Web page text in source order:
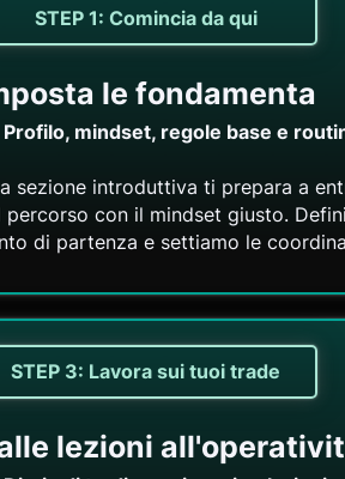
STEP 1: Comincia da qui
le fondamenta
Profilo, mindset, regole base e
sezione introduttiva ti prepara a
percorso con il mindset giusto.
di partenza e settiamo le
STEP 3: Lavora sui tuoi trade
lezioni